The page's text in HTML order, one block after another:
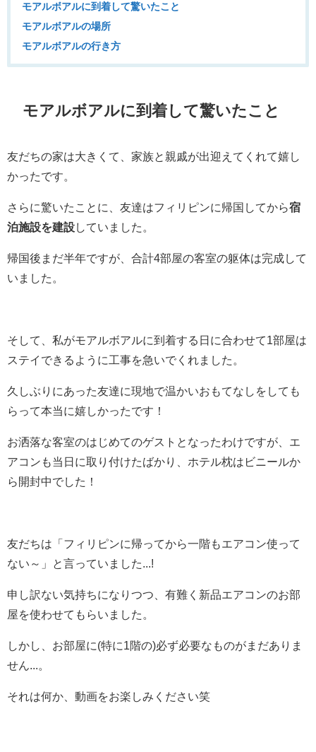
モアルボアルに到着して驚いたこと
モアルボアルの場所
モアルボアルの行き方
モアルボアルに到着して驚いたこと
友だちの家は大きくて、家族と親戚が出迎えてくれて嬉し
かったです。
さらに驚いたことに、友達はフィリピンに帰国してから宿
泊施設を建設していました。
帰国後まだ半年ですが、合計4部屋の客室の躯体は完成して
いました。
そして、私がモアルボアルに到着する日に合わせて1部屋は
ステイできるように工事を急いでくれました。
久しぶりにあった友達に現地で温かいおもてなしをしても
らって本当に嬉しかったです！
お洒落な客室のはじめてのゲストとなったわけですが、エ
アコンも当日に取り付けたばかり、ホテル枕はビニールか
ら開封中でした！
友だちは「フィリピンに帰ってから一階もエアコン使って
ない～」と言っていました...!
申し訳ない気持ちになりつつ、有難く新品エアコンのお部
屋を使わせてもらいました。
しかし、お部屋に(特に1階の)必ず必要なものがまだありま
せん...。
それは何か、動画をお楽しみください笑